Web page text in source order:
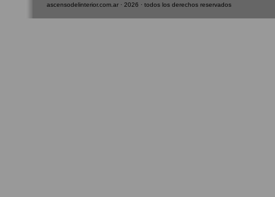
ascensodelinterior.com.ar · 2026 · todos los derechos reservados